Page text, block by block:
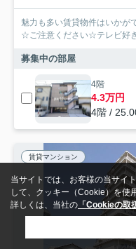
魅力も多い賃貸物件はいか
☆ご注意ください☆テレビ好
募集中の部屋
4階
4.3万円
4階 /
賃貸マンション
当サイトでは、お客様の当サイ
して、クッキー（Cookie）を使
詳しくは、当社の 「Cookieの取